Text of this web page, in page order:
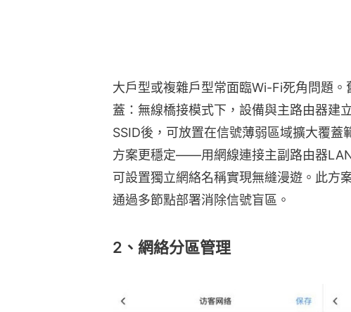
大戶型或複雜戶型常面臨Wi-Fi死角問題
蓋：無線橋接模式下，設備與主路由器建
SSID後，可放置在信號薄弱區域擴大覆蓋
方案更穩定——用網線連接主副路由器
可設置獨立網絡名稱實現無縫漫遊。此方
通過多節點部署消除信號盲區。
2、網絡分區管理